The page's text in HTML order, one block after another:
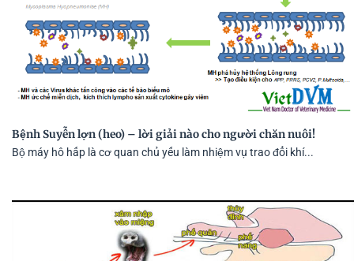
Bệnh Suyễn lợn (heo) – lời giải nào cho người chăn nuôi!
Bộ máy hô hấp là cơ quan chủ yếu làm nhiệm vụ trao đổi khí...